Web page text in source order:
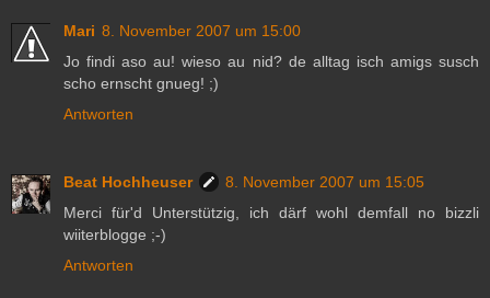
Mari 8. November 2007 um 15:00
Jo findi aso au! wieso au nid? de alltag isch amigs susch
scho ernscht gnueg! ;)
Antworten
Beat Hochheuser
8. November 2007 um 15:05
Merci für'd Unterstützig, ich därf wohl demfall no bizzli
wiiterblogge ;-)
Antworten